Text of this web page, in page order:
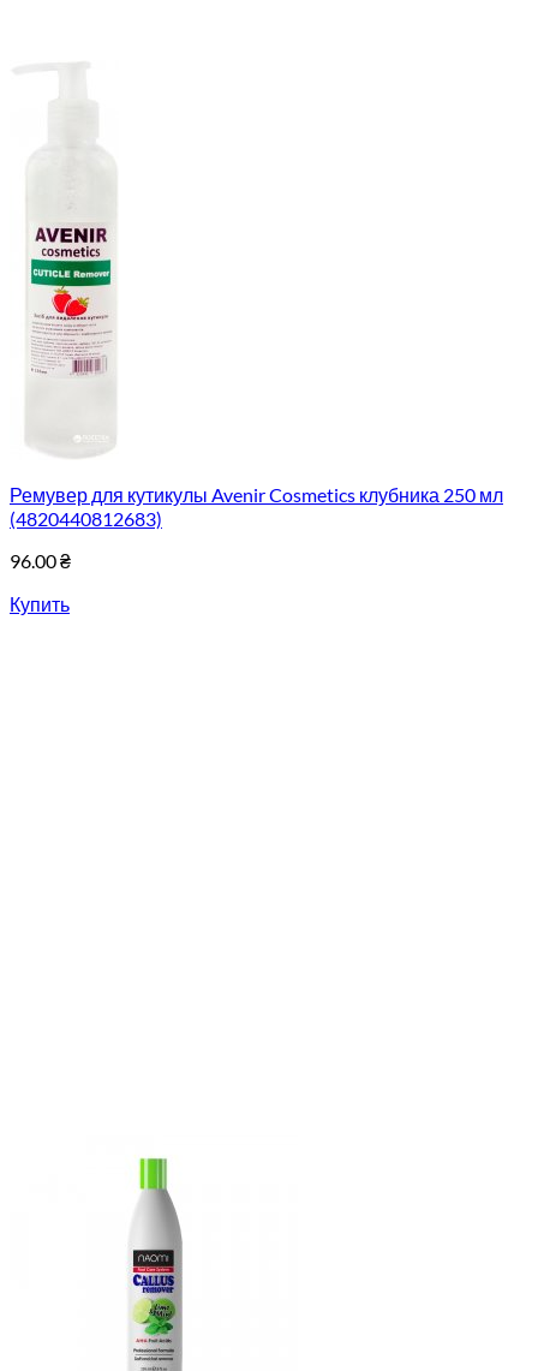
Ремувер для кутикулы Avenir Cosmetics клубника 250 мл
(4820440812683)
96.00₴
Купить